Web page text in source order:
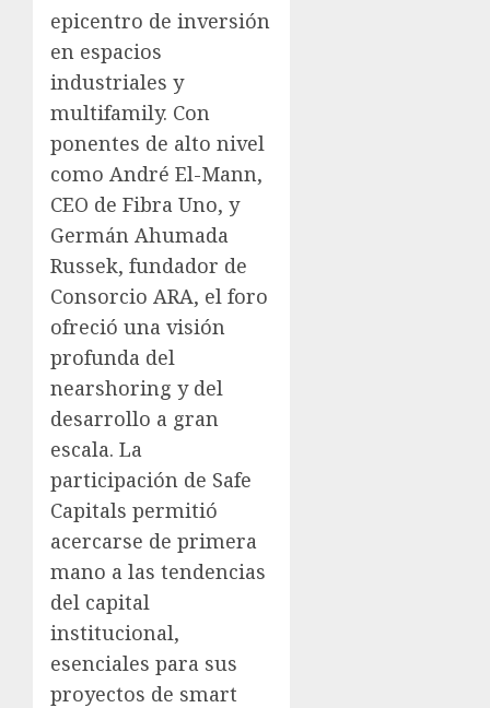
epicentro de inversión
en espacios
industriales y
multifamily. Con
ponentes de alto nivel
como André El-Mann,
CEO de Fibra Uno, y
Germán Ahumada
Russek, fundador de
Consorcio ARA, el foro
ofreció una visión
profunda del
nearshoring y del
desarrollo a gran
escala. La
participación de Safe
Capitals permitió
acercarse de primera
mano a las tendencias
del capital
institucional,
esenciales para sus
proyectos de smart